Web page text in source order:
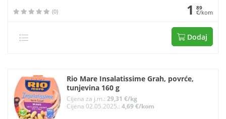
(0) 1 89
€/kom
Dodaj
Rio Mare Insalatissime Grah, povrće,
tunjevina 160 g
Cijena za j.m.:29,31 €/kg
Cijena 02.05.2025.:4,69 €/kom